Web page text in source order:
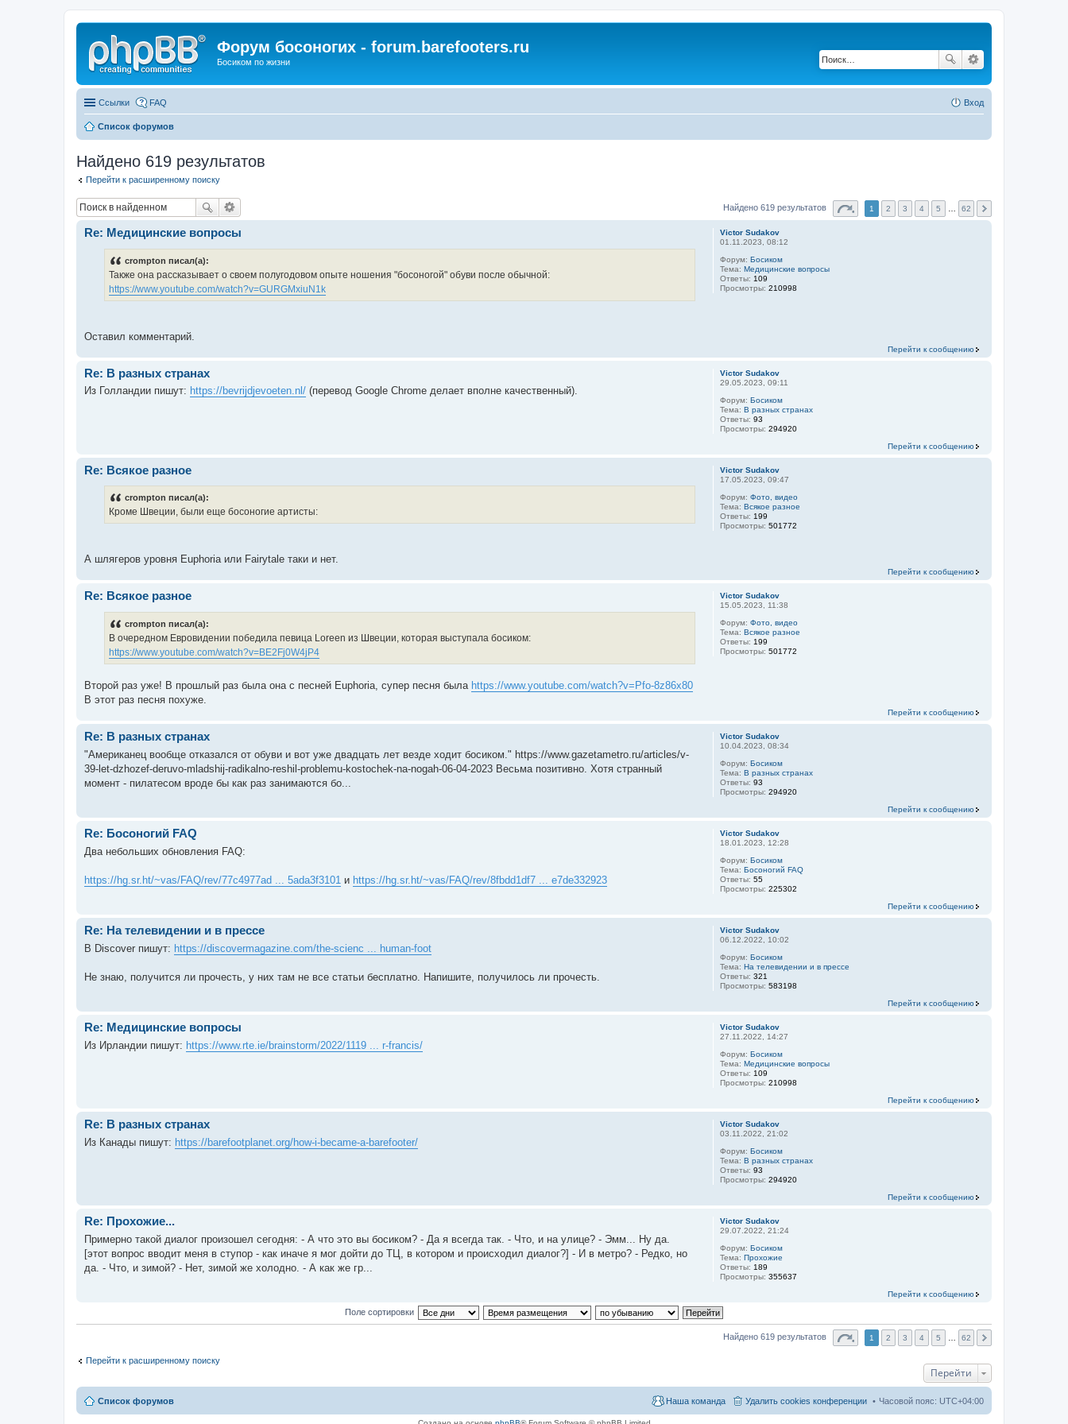
Форум босоногих - forum.barefooters.ru
Босиком по жизни
Ссылки FAQ Вход
Список форумов
Найдено 619 результатов
Перейти к расширенному поиску
Найдено 619 результатов 1 2 3 4 5 62
Victor Sudakov
01.11.2023, 08:12
Форум:Босиком
Тема:Медицинские вопросы
Ответы: 109
Просмотры:210998
Re: Медицинские вопросы
crompton писал(а):
Также она рассказывает о своем полугодовом опыте ношения "босоногой" обуви после обычной:
https://www.youtube.com/watch?v=GURGMxiuN1k
Оставил комментарий.
Перейти к сообщению
Victor Sudakov
29.05.2023, 09:11
Форум:Босиком
Тема:В разных странах
Ответы:93
Просмотры:294920
Re: В разных странах
Из Голландии пишут: https://bevrijdjevoeten.nl/ (перевод Google Chrome делает вполне качественный).
Перейти к сообщению
Victor Sudakov
17.05.2023, 09:47
Форум:Фото, видео
Тема:Всякое разное
Ответы: 199
Просмотры:501772
Re: Всякое разное
crompton писал(а):
Кроме Швеции, были еще босоногие артисты:
А шлягеров уровня Euphoria или Fairytale таки и нет.
Перейти к сообщению
Victor Sudakov
15.05.2023, 11:38
Форум:Фото, видео
Тема:Всякое разное
Ответы:199
Просмотры:501772
Re: Всякое разное
crompton писал(а):
В очередном Евровидении победила певица Loreen из Швеции, которая выступала босиком:
https://www.youtube.com/watch?v=BE2Fj0W4jP4
Второй раз уже! В прошлый раз была она с песней Euphoria, супер песня была https://www.youtube.com/watch?v=Pfo-8z86x80
В этот раз песня похуже.
Перейти к сообщению
Victor Sudakov
10.04.2023, 08:34
Форум:Босиком
Тема:В разных странах
Ответы:93
Просмотры:294920
Re: В разных странах
"Американец вообще отказался от обуви и вот уже двадцать лет везде ходит босиком." https://www.gazetametro.ru/articles/v-
39-let-dzhozef-deruvo-mladshij-radikalno-reshil-problemu-kostochek-na-nogah-06-04-2023 Весьма позитивно. Хотя странный
момент - пилатесом вроде бы как раз занимаются бо...
Перейти к сообщению
Victor Sudakov
18.01.2023, 12:28
Форум:Босиком
Тема:Босоногий FAQ
Ответы:55
Просмотры:225302
Re: Босоногий FAQ
Два небольших обновления FAQ:
https://hg.sr.ht/~vas/FAQ/rev/77c4977ad ... 5ada3f3101 и https://hg.sr.ht/~vas/FAQ/rev/8fbdd1df7 ... e7de332923
Перейти к сообщению
Victor Sudakov
06.12.2022, 10:02
Форум:Босиком
Тема:На телевидении и в прессе
Ответы:321
Просмотры:583198
Re: На телевидении и в прессе
В Discover пишут: https://discovermagazine.com/the-scienc ... human-foot
Не знаю, получится ли прочесть, у них там не все статьи бесплатно. Напишите, получилось ли прочесть.
Перейти к сообщению
Victor Sudakov
27.11.2022, 14:27
Форум:Босиком
Тема:Медицинские вопросы
Ответы: 109
Просмотры:210998
Re: Медицинские вопросы
Из Ирландии пишут: https://www.rte.ie/brainstorm/2022/1119 ... r-francis/
Перейти к сообщению
Victor Sudakov
03.11.2022, 21:02
Форум:Босиком
Тема:В разных странах
Ответы:93
Просмотры:294920
Re: В разных странах
Из Канады пишут: https://barefootplanet.org/how-i-became-a-barefooter/
Перейти к сообщению
Victor Sudakov
29.07.2022, 21:24
Форум:Босиком
Тема:Прохожие
Ответы: 189
Просмотры:355637
Re: Прохожие...
Примерно такой диалог произошел сегодня: - А что это вы босиком? - Да я всегда так. - Что, и на улице? - Эмм... Ну да.
[этот вопрос вводит меня в ступор - как иначе я мог дойти до ТЦ, в котором и происходил диалог?] - И в метро? - Редко, но
да. - Что, и зимой? - Нет, зимой же холодно. - А как же гр...
Перейти к сообщению
Поле сортировки
Найдено 619 результатов 1 2 3 4 5 62
Перейти к расширенному поиску
Перейти
Список форумов Часовой пояс: UTC+04:00
Удалить cookies конференции
Наша команда